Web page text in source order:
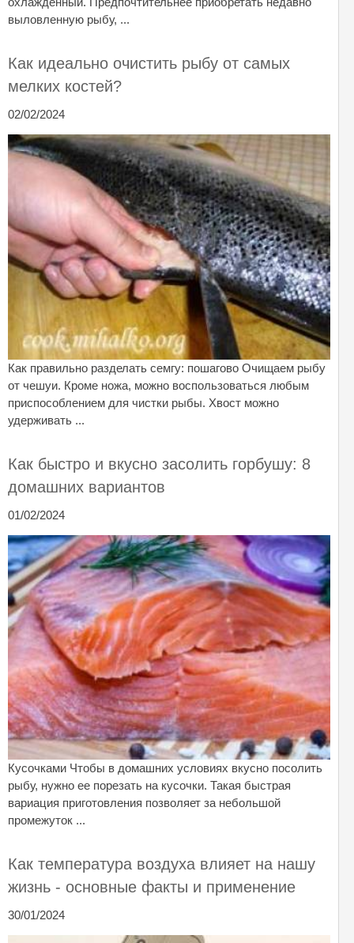
выловленную рыбу, ...
Как идеально очистить рыбу от самых
мелких костей?
02/02/2024
Как правильно разделать семгу: пошагово Очищаем рыбу
от чешуи. Кроме ножа, можно воспользоваться любым
приспособлением для чистки рыбы. Хвост можно
удерживать ...
Как быстро и вкусно засолить горбушу: 8
домашних вариантов
01/02/2024
Кусочками Чтобы в домашних условиях вкусно посолить
рыбу, нужно ее порезать на кусочки. Такая быстрая
вариация приготовления позволяет за небольшой
промежуток ...
Как температура воздуха влияет на нашу
жизнь - основные факты и применение
30/01/2024